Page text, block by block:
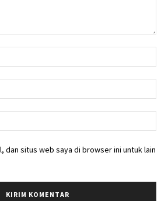
dan situs web saya di browser ini untuk lain